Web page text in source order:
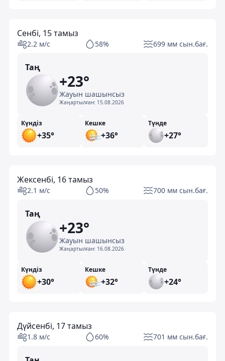
Сенбі, 15 тамыз
2.2 м/с 58% 699 мм сын.бағ.
Таң
+23°
Жауын шашынсыз
Жаңартылған: 15.08.2026
Күндіз
+35°
Кешке
+36°
Түнде
+27°
Жексенбі, 16 тамыз
2.1 м/с 50% 700 мм сын.бағ.
Таң
+23°
Жауын шашынсыз
Жаңартылған: 16.08.2026
Күндіз
+30°
Кешке
+32°
Түнде
+24°
Дүйсенбі, 17 тамыз
1.8 м/с 60% 701 мм сын.бағ.